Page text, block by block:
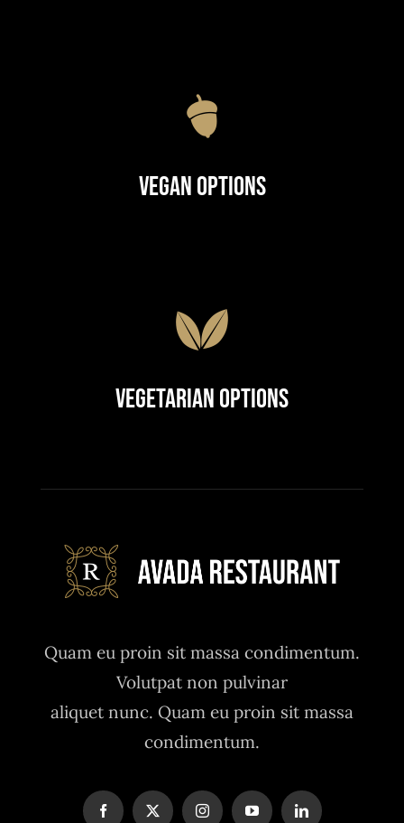
Vegan Options
Vegetarian Options
Quam eu proin sit massa condimentum.
Volutpat non pulvinar
aliquet nunc. Quam eu proin sit massa
condimentum.